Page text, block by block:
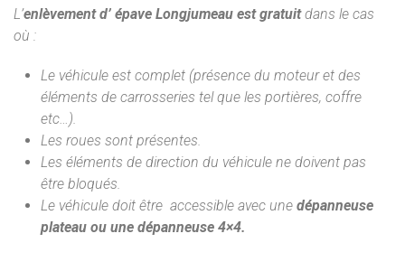
L’enlèvement d’ épave Longjumeau est gratuitdans le cas
où :
Le véhicule est complet (présence du moteur et des
éléments de carrosseries tel que les portières, coffre
etc…).
Les roues sont présentes.
Les éléments de direction du véhicule ne doivent pas
être bloqués.
Le véhicule doit être accessible avec une dépanneuse
plateau ou une dépanneuse 4×4.